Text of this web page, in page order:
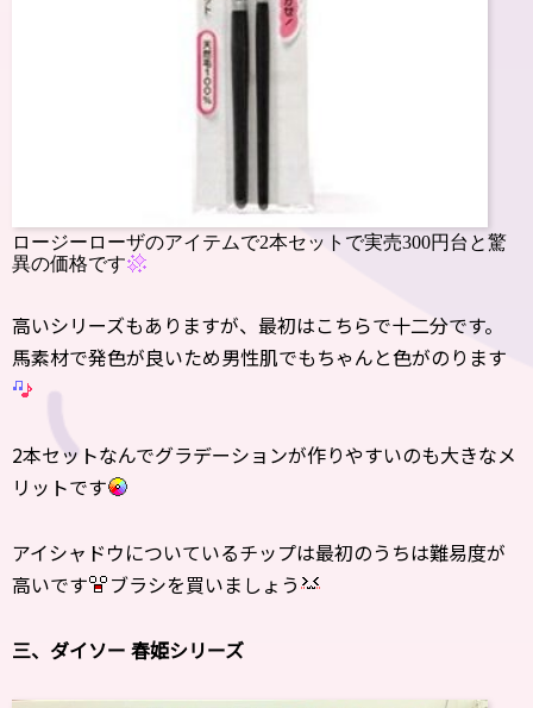
ロージーローザのアイテムで2本セットで実売300円台と驚
異の価格です
高いシリーズもありますが、最初はこちらで十二分です。
馬素材で発色が良いため男性肌でもちゃんと色がのります
2本セットなんでグラデーションが作りやすいのも大きなメ
リットです
アイシャドウについているチップは最初のうちは難易度が
高いです
ブラシを買いましょう
三、ダイソー 春姫シリーズ